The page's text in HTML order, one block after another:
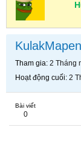
Tham gia 2 Tháng
Hoạt động cuối 2
Bài viết
0